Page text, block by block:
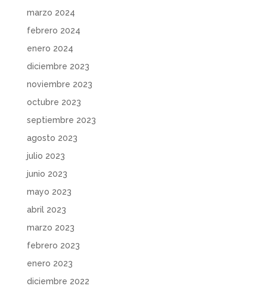
marzo 2024
febrero 2024
enero 2024
diciembre 2023
noviembre 2023
octubre 2023
septiembre 2023
agosto 2023
julio 2023
junio 2023
mayo 2023
abril 2023
marzo 2023
febrero 2023
enero 2023
diciembre 2022